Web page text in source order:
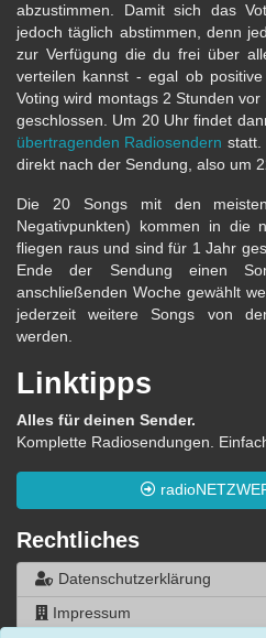
abzustimmen. Damit sich das
jedoch täglich abstimmen, denn
zur Verfügung die du frei über
verteilen kannst - egal ob
Voting wird montags 2 Stunden
geschlossen. Um 20 Uhr findet
übertragenden Radiosendern statt.
direkt nach der Sendung, also um
Die 20 Songs mit den
Negativpunkten) kommen in die
fliegen raus und sind für 1 Jahr
Ende der Sendung einen
anschließenden Woche gewählt
jederzeit weitere Songs von
werden.
Linktipps
Alles für deinen Sender.
Komplette Radiosendungen.
Rechtliches
Datenschutzerklärung
Impressum